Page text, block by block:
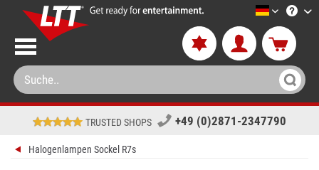
LTT-
TRUSTED SHOPS +49 (0)2871-2347790
Halogenlampen Sockel R7s